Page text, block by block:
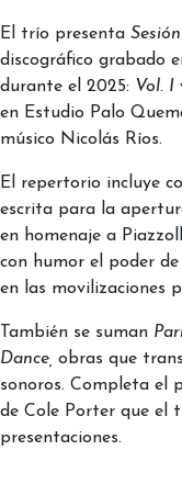
El trío presenta
discográfico grabado
durante el 2025: Vol. I
en Estudio Palo
músico Nicolás Ríos.
El repertorio incluye
escrita para la
en homenaje a
con humor el poder
en las movilizaciones
También se suman
Dance, obras que
sonoros. Completa el
de Cole Porter que el
presentaciones.